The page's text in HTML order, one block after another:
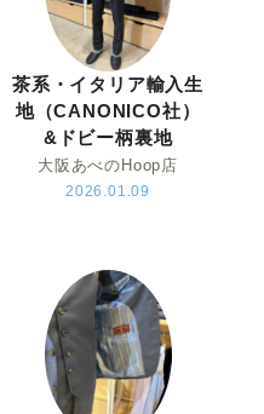
茶系・イタリア輸入生
地（CANONICO社）
&ドビー柄裏地
大阪あべのHoop店
2026.01.09